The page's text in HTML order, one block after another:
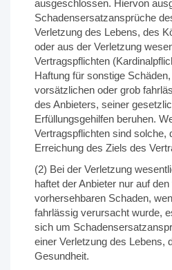
ausgeschlossen. Hiervon
Schadensersatzansprüche
Verletzung des Lebens, des
oder aus der Verletzung
Vertragspflichten
Haftung für sonstige
vorsätzlichen oder grob
des Anbieters, seiner
Erfüllungsgehilfen beruhen.
Vertragspflichten sind solche,
Erreichung des Ziels des
(2) Bei der Verletzung
haftet der Anbieter nur auf
vorhersehbaren Schaden,
fahrlässig verursacht wurde,
sich um
einer Verletzung des Lebens,
Gesundheit.